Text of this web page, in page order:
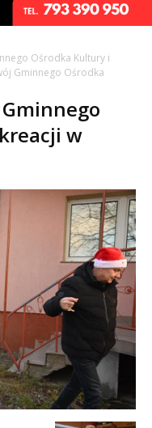
Ośrodka Kultury i
Gminnego Ośrodka
w